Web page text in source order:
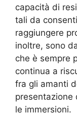
capacità di
tali da
raggiungere
inoltre, sono
che è sempre
continua a
fra gli amanti
presentazione
le immersioni.